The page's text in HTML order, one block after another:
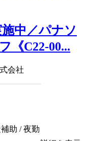
中／パナソ
《C22-00...
会社
助 / 夜勤